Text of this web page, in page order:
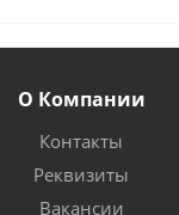
О Компании
Контакты
Реквизиты
Вакансии